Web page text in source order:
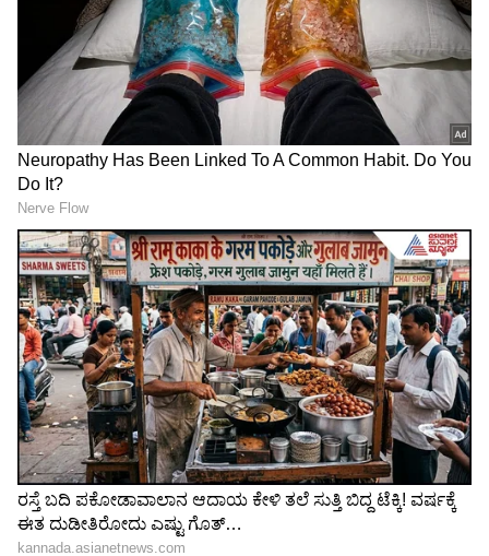
Related Articles
ಬೆಂಗಳೂರು: ಕೆಂಪೇಗೌಡ ಲೇಔಟ್‌ ರಸ್ತೆಗೆ 3
ಅಂಡರ್‌ಪಾಸ್‌